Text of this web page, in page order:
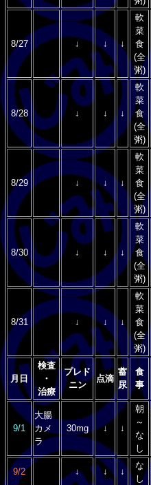
8/27 ↓ ↓ ↓
軟
菜
食
(全
粥)
8/28 ↓ ↓ ↓
軟
菜
食
(全
粥)
8/29 ↓ ↓ ↓
軟
菜
食
(全
粥)
8/30 ↓ ↓ ↓
軟
菜
食
(全
粥)
8/31 ↓ ↓ ↓
軟
菜
食
(全
粥)
月日
検査
・
治療
プレド
ニン
点滴
蓄
尿
食
事
9/1
大腸
カメ
ラ
30mg ↓ ↓
朝
～
な
し
9/2 ↓ ↓ ↓
な
し